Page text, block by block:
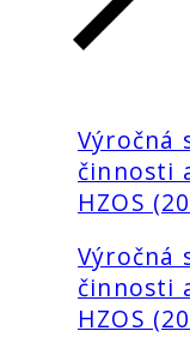
Výročná
činnosti
HZOS
Výročná
činnosti
HZOS